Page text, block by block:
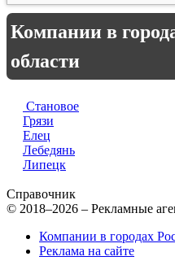
Компании в
области
Становое
Грязи
Елец
Лебедянь
Липецк
Справочник
© 2018–2026 – Рекламные
Компании в городах
Реклама на сайте